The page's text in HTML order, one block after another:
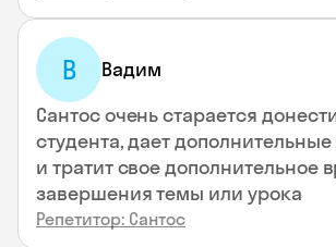
В Вадим
Сантос очень старается
студента, дает
и тратит свое дополнительное
завершения темы или урока
Репетитор: Сантос